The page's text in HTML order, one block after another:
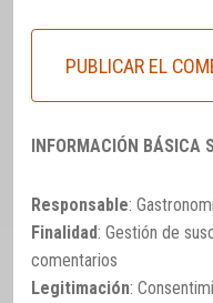
INFORMACIÓN BÁSICA
Responsable:
Finalidad: Gestión de
comentarios
Legitimación: